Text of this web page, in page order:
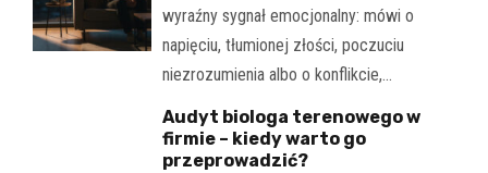
wyraźny sygnał emocjonalny: mówi o
napięciu, tłumionej złości, poczuciu
niezrozumienia albo o konflikcie,…
Audyt biologa terenowego w
firmie – kiedy warto go
przeprowadzić?